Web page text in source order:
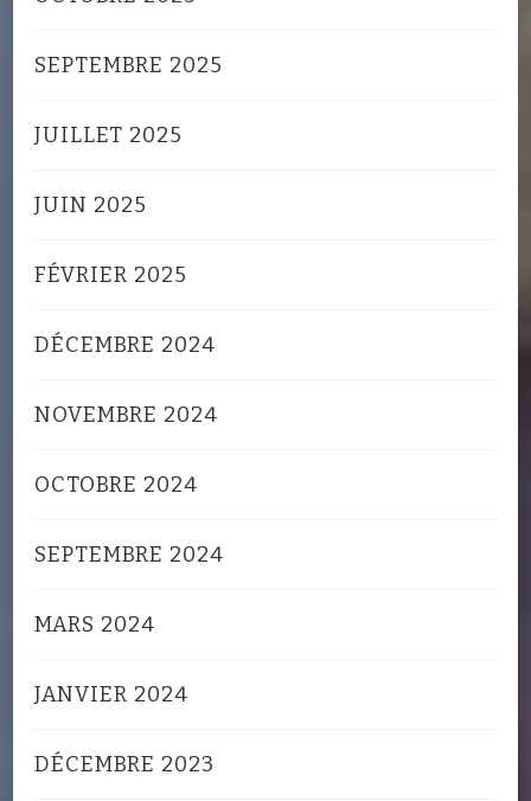
SEPTEMBRE 2025
JUILLET 2025
JUIN 2025
FÉVRIER 2025
DÉCEMBRE 2024
NOVEMBRE 2024
OCTOBRE 2024
SEPTEMBRE 2024
MARS 2024
JANVIER 2024
DÉCEMBRE 2023